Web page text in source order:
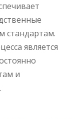
стандартам.
является
и